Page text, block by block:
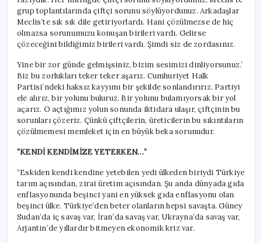
grup toplantılarında çiftçi sorunu söylüyordunuz. Arkadaşlar
Meclis’te sık sık dile getiriyorlardı. Hani çözülmezse de hiç
olmazsa sorunumuzu konuşan birileri vardı. Gelirse
çözeceğini bildiğimiz birileri vardı. Şimdi siz de zordasınız.
Yine bir zor günde gelmişsiniz, bizim sesimizi dinliyorsunuz.’
Biz bu zorlukları teker teker aşarız. Cumhuriyet Halk
Partisi’ndeki haksız kayyımı bir şekilde sonlandırırız. Partiyi
ele alırız, bir yolunu buluruz. Bir yolunu bulamıyorsak bir yol
açarız. O açtığımız yolun sonunda iktidara ulaşır, çiftçinin bu
sorunları çözeriz. Çünkü çiftçilerin, üreticilerin bu sıkıntıların
çözülmemesi memleket için en büyük beka sorunudur.
“KENDİ KENDİMİZE YETERKEN…”
“Eskiden kendi kendine yetebilen yedi ülkeden biriydi Türkiye
tarım açısından, zirai üretim açısından. Şu anda dünyada gıda
enflasyonunda beşinci yani en yüksek gıda enflasyonu olan
beşinci ülke. Türkiye’den beter olanların hepsi savaşta. Güney
Sudan’da iç savaş var, İran’da savaş var, Ukrayna’da savaş var,
Arjantin’de yıllardır bitmeyen ekonomik kriz var.